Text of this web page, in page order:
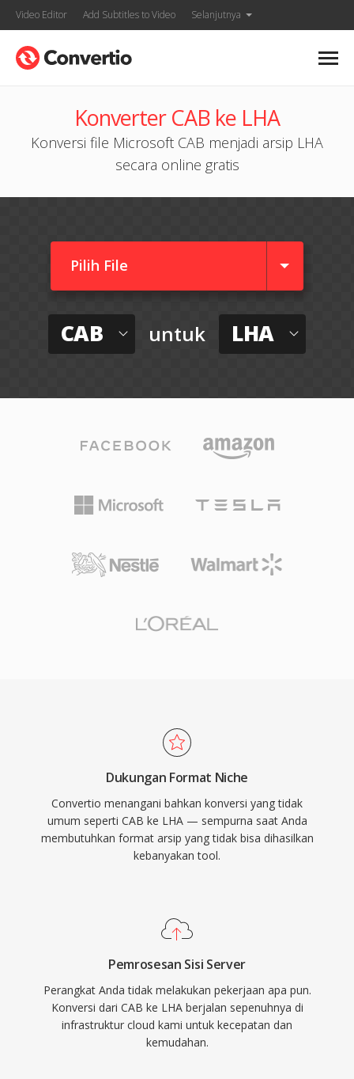
Video Editor Add Subtitles to Video Selanjutnya
Konverter CAB ke LHA
Konversi file Microsoft CAB menjadi arsip LHA
secara online gratis
Pilih File
CAB untuk LHA
Dukungan Format Niche
Convertio menangani bahkan konversi yang tidak
umum seperti CAB ke LHA — sempurna saat Anda
membutuhkan format arsip yang tidak bisa dihasilkan
kebanyakan tool.
Pemrosesan Sisi Server
Perangkat Anda tidak melakukan pekerjaan apa pun.
Konversi dari CAB ke LHA berjalan sepenuhnya di
infrastruktur cloud kami untuk kecepatan dan
kemudahan.